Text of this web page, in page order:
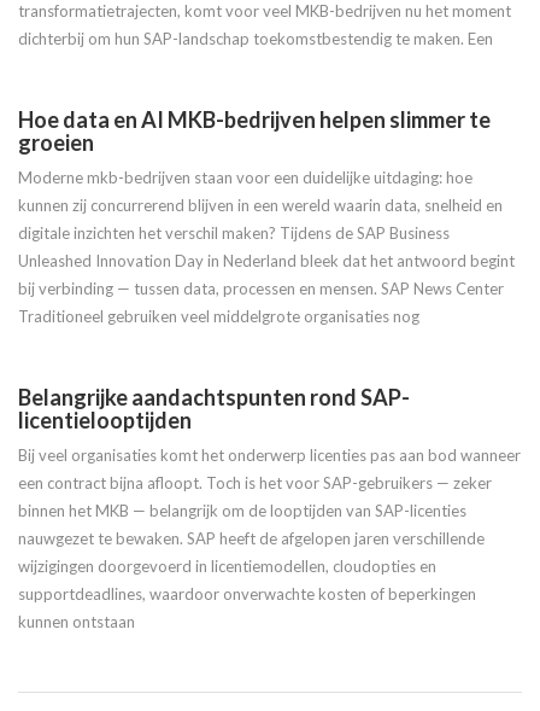
transformatietrajecten, komt voor veel MKB-bedrijven nu het moment
dichterbij om hun SAP-landschap toekomstbestendig te maken. Een
Hoe data en AI MKB-bedrijven helpen slimmer te
groeien
Moderne mkb-bedrijven staan voor een duidelijke uitdaging: hoe
kunnen zij concurrerend blijven in een wereld waarin data, snelheid en
digitale inzichten het verschil maken? Tijdens de SAP Business
Unleashed Innovation Day in Nederland bleek dat het antwoord begint
bij verbinding — tussen data, processen en mensen. SAP News Center
Traditioneel gebruiken veel middelgrote organisaties nog
Belangrijke aandachtspunten rond SAP-
licentielooptijden
Bij veel organisaties komt het onderwerp licenties pas aan bod wanneer
een contract bijna afloopt. Toch is het voor SAP-gebruikers — zeker
binnen het MKB — belangrijk om de looptijden van SAP-licenties
nauwgezet te bewaken. SAP heeft de afgelopen jaren verschillende
wijzigingen doorgevoerd in licentiemodellen, cloudopties en
supportdeadlines, waardoor onverwachte kosten of beperkingen
kunnen ontstaan